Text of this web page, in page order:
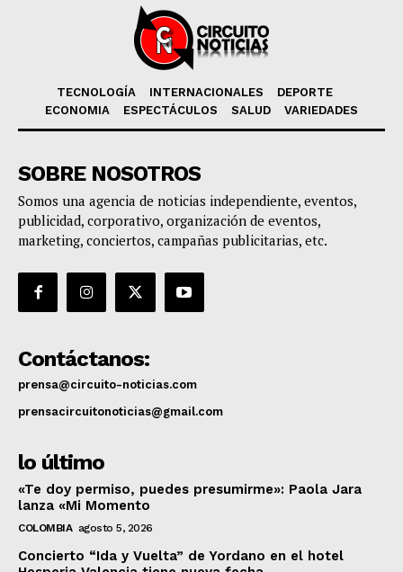
TECNOLOGÍA INTERNACIONALES
DEPORTE
ECONOMIA
ESPECTÁCULOS SALUD VARIEDADES
SOBRE NOSOTROS
Somos una agencia de noticias independiente, eventos,
publicidad, corporativo, organización de eventos,
marketing, conciertos, campañas publicitarias, etc.
Contáctanos:
prensa@circuito-noticias.com
prensacircuitonoticias@gmail.com
lo último
«Te doy permiso, puedes presumirme»: Paola Jara
lanza «Mi Momento
COLOMBIA agosto 5, 2026
Concierto “Ida y Vuelta” de Yordano en el hotel